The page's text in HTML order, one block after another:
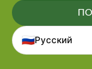
🇷🇺Русский